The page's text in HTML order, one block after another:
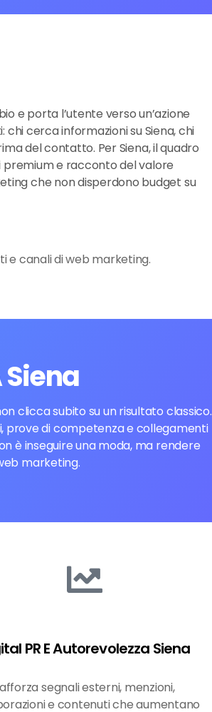
e porta l’utente verso un’azione
cerca informazioni su Siena, chi
del contatto. Per Siena, il quadro
premium e racconto del valore
che non disperdono budget su
e canali di web marketing.
Siena
clicca subito su un risultato classico.
prove di competenza e collegamenti
è inseguire una moda, ma rendere
marketing.
PR E Autorevolezza Siena
segnali esterni, menzioni,
e contenuti che aumentano